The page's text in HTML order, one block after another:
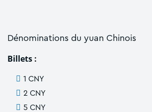
Dénominations du yuan Chinois
Billets :
1 CNY
2 CNY
5 CNY